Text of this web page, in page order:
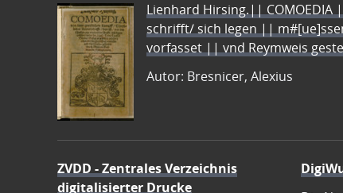
Lienhard Hirsing.||
schrifft/ sich legen ||
vorfasset || vnd Reymweis
Autor: Bresnicer, Alexius
ZVDD - Zentrales Verzeichnis
digitalisierter Drucke